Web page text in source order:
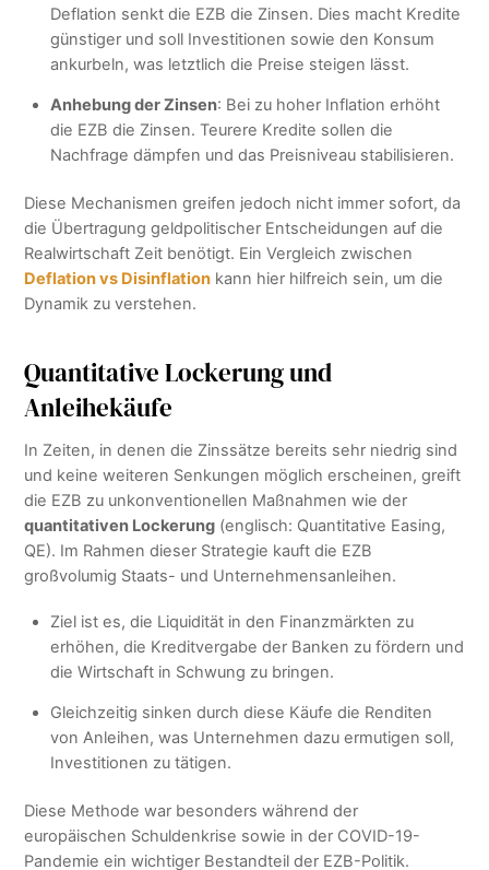
Deflation senkt die EZB die Zinsen. Dies macht Kredite
günstiger und soll Investitionen sowie den Konsum
ankurbeln, was letztlich die Preise steigen lässt.
Anhebung der Zinsen: Bei zu hoher Inflation erhöht
die EZB die Zinsen. Teurere Kredite sollen die
Nachfrage dämpfen und das Preisniveau stabilisieren.
Diese Mechanismen greifen jedoch nicht immer sofort, da
die Übertragung geldpolitischer Entscheidungen auf die
Realwirtschaft Zeit benötigt. Ein Vergleich zwischen
Deflation vs Disinflation kann hier hilfreich sein, um die
Dynamik zu verstehen.
Quantitative Lockerung und
Anleihekäufe
In Zeiten, in denen die Zinssätze bereits sehr niedrig sind
und keine weiteren Senkungen möglich erscheinen, greift
die EZB zu unkonventionellen Maßnahmen wie der
quantitativen Lockerung (englisch: Quantitative Easing,
QE). Im Rahmen dieser Strategie kauft die EZB
großvolumig Staats- und Unternehmensanleihen.
Ziel ist es, die Liquidität in den Finanzmärkten zu
erhöhen, die Kreditvergabe der Banken zu fördern und
die Wirtschaft in Schwung zu bringen.
Gleichzeitig sinken durch diese Käufe die Renditen
von Anleihen, was Unternehmen dazu ermutigen soll,
Investitionen zu tätigen.
Diese Methode war besonders während der
europäischen Schuldenkrise sowie in der COVID-19-
Pandemie ein wichtiger Bestandteil der EZB-Politik.